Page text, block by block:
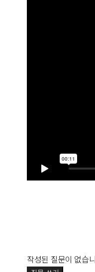
작성된 질문이 없습